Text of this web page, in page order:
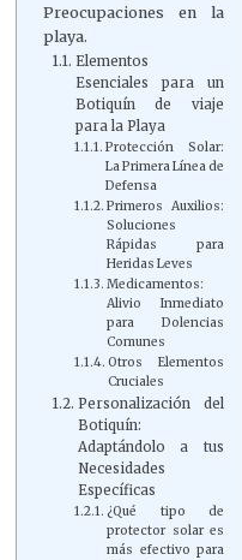
Preocupaciones en la
playa.
Elementos
Esenciales para un
Botiquín de viaje
para la Playa
Protección Solar:
La Primera Línea de
Defensa
Primeros Auxilios:
Soluciones
Rápidas para
Heridas Leves
Medicamentos:
Alivio Inmediato
para Dolencias
Comunes
Otros Elementos
Cruciales
Personalización del
Botiquín:
Adaptándolo a tus
Necesidades
Específicas
¿Qué tipo de
protector solar es
más efectivo para